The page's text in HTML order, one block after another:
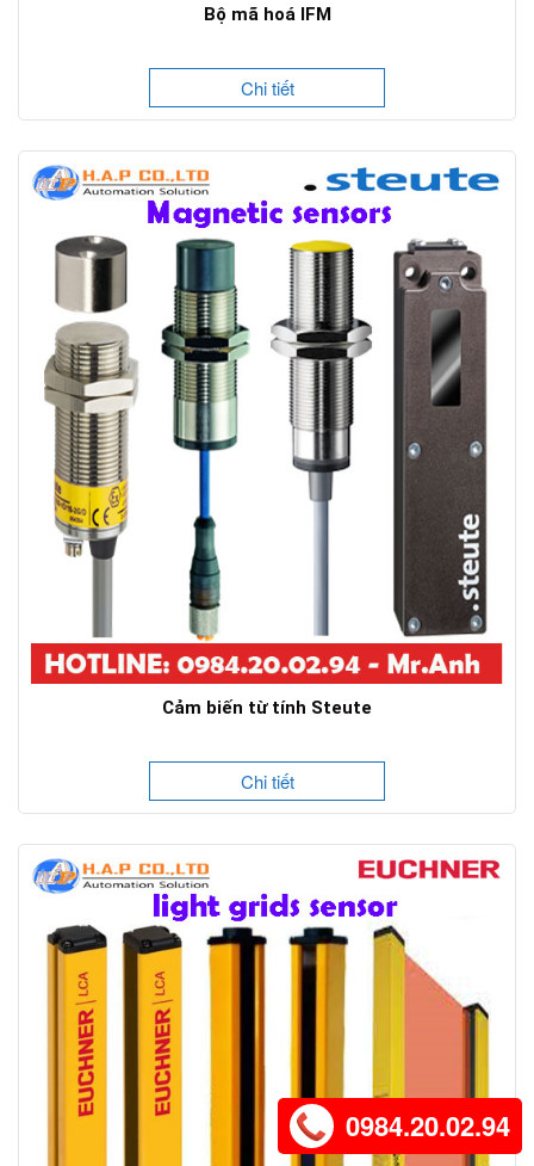
Bộ mã hoá IFM
Chi tiết
Cảm biến từ tính Steute
Chi tiết
0984.20.02.94